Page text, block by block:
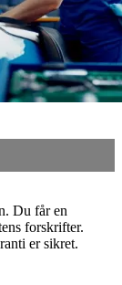
Du får en
forskrifter.
er sikret.